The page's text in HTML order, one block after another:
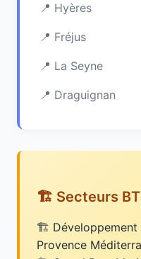
Hyères
Fréjus
La Seyne
Draguignan
🏗️ Secteurs
Provence